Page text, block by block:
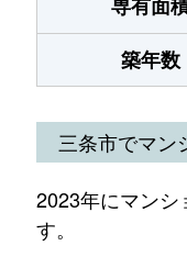
築年数
三条市でマン
2023年にマン
す。